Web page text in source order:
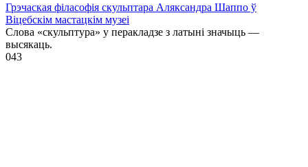
Грэчаская філасофія скульптара Аляксандра Шаппо ў
Віцебскім мастацкім музеі
Слова «скульптура» у перакладзе з латыні значыць —
высякаць.
043